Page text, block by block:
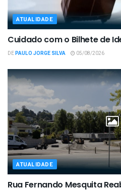
ATUALIDADE
Cuidado com o Bilhete de
DEPAULO JORGE SILVA 05/08/2026
ATUALIDADE
Rua Fernando Mesquita